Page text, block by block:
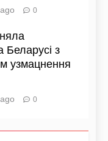
0
з
узмацнення
0